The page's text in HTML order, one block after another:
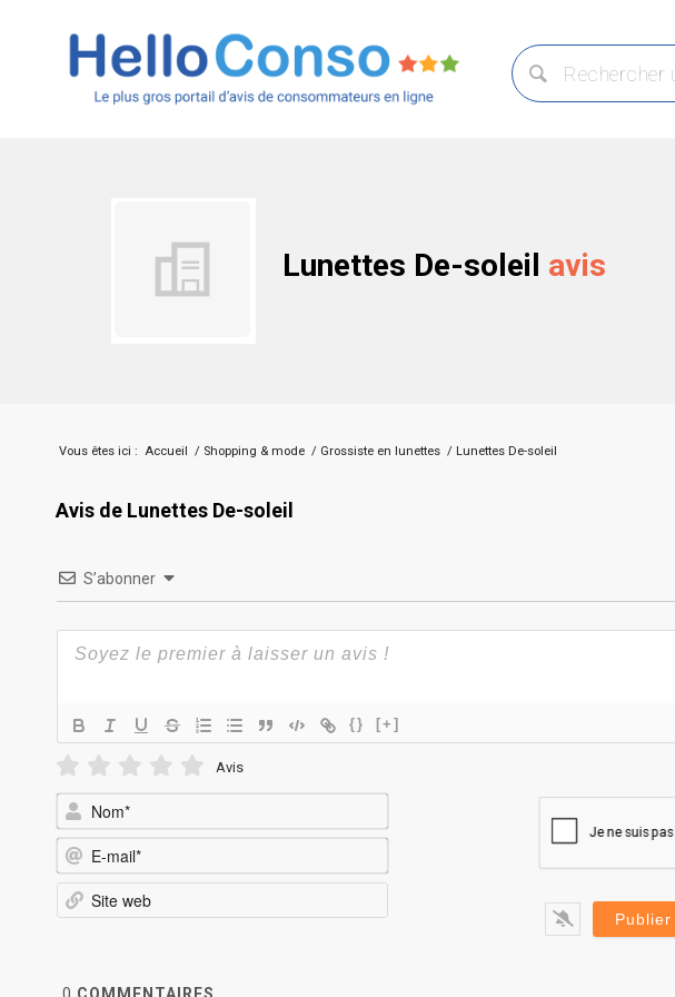
Lunettes De-soleil avis
Vous êtes ici : Accueil / Shopping & mode / Grossiste en lunettes / Lunettes De-soleil
Avis de Lunettes De-soleil
S’abonner
{} [+]
Avis
mail*